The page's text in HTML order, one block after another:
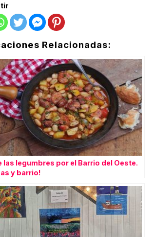
Relacionadas:
las legumbres por el Barrio del Oeste.
y barrio!